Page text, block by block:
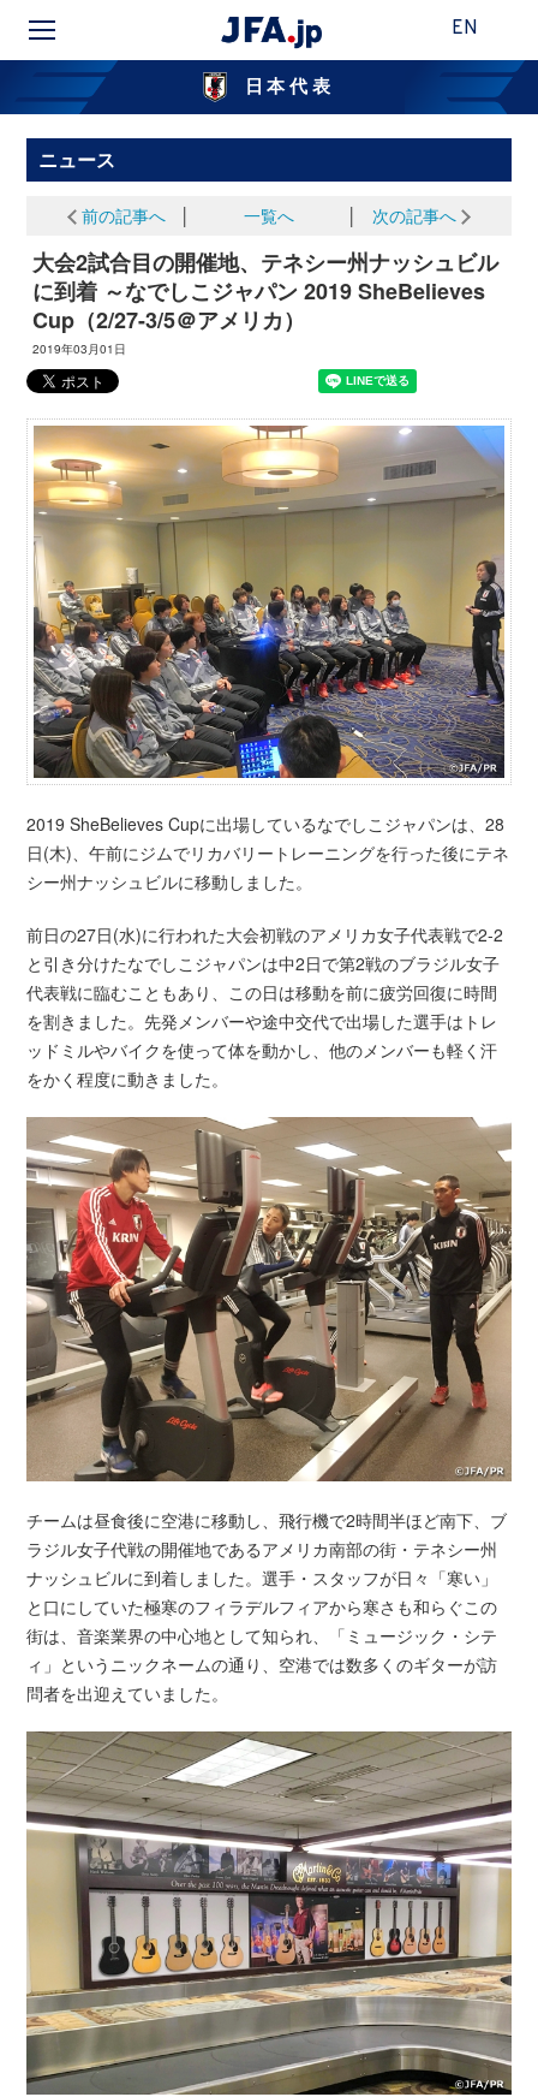
EN
日本代表
ニュース
前の記事へ 一覧へ 次の記事へ
大会2試合目の開催地、テネシー州ナッシュビル
に到着 ～なでしこジャパン 2019 SheBelieves
Cup（2/27-3/5＠アメリカ）
2019年03月01日
2019 SheBelieves Cupに出場しているなでしこジャパンは、28
日(木)、午前にジムでリカバリートレーニングを行った後にテネ
シー州ナッシュビルに移動しました。
前日の27日(水)に行われた大会初戦のアメリカ女子代表戦で2-2
と引き分けたなでしこジャパンは中2日で第2戦のブラジル女子
代表戦に臨むこともあり、この日は移動を前に疲労回復に時間
を割きました。先発メンバーや途中交代で出場した選手はトレ
ッドミルやバイクを使って体を動かし、他のメンバーも軽く汗
をかく程度に動きました。
チームは昼食後に空港に移動し、飛行機で2時間半ほど南下、ブ
ラジル女子代戦の開催地であるアメリカ南部の街・テネシー州
ナッシュビルに到着しました。選手・スタッフが日々「寒い」
と口にしていた極寒のフィラデルフィアから寒さも和らぐこの
街は、音楽業界の中心地として知られ、「ミュージック・シテ
ィ」というニックネームの通り、空港では数多くのギターが訪
問者を出迎えていました。